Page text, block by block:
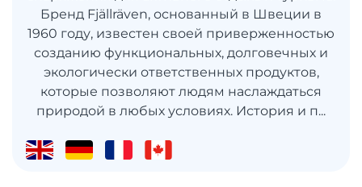
Бренд Fjällräven, основанный в Швеции в
1960 году, известен своей приверженностью
созданию функциональных, долговечных и
экологически ответственных продуктов,
которые позволяют людям наслаждаться
природой в любых условиях. История и п...